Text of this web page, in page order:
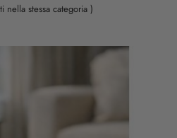
nella stessa categoria )